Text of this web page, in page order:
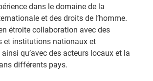
dans le domaine de la
et des droits de l’homme.
étroite collaboration avec des
et institutions nationaux et
qu’avec des acteurs locaux et la
différents pays.